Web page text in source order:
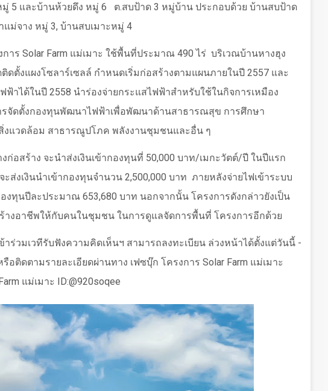
5 และบ้านห้วยดึง หมู่ 6
ต.สบป้าด 3 หมู่บ้าน ประกอบด้วย บ้านสบป้าด
ม่จาง หมู่ 3, บ้านสบเมาะหมู่ 4
การ Solar Farm แม่เมาะ ใช้พื้นที่ประมาณ 490 ไร่ บริเวณบ้านหางฮุง
ติดตั้งแผงโซลาร์เซลล์ กำหนดเริ่มก่อสร้างตามแผนภายในปี 2557 และ
ฟ้าได้ในปี 2558 นำร่องจ่ายกระแสไฟฟ้าสำหรับใช้ในกิจการเหมือง
รจัดตั้งกองทุนพัฒนาไฟฟ้าเพื่อพัฒนาด้านสาธารณสุข การศึกษา
งแวดล้อม สาธารณูปโภค พลังงานชุมชนและอื่น ๆ
ก่อสร้าง จะนำส่งเงินเข้ากองทุนที่ 50,000 บาท/เมกะวัตต์/ปี ในปีแรก
ะส่งเงินนำเข้ากองทุนจำนวน 2,500,000 บาท ภายหลังจ่ายไฟเข้าระบบ
องทุนปีละประมาณ 653,680 บาท นอกจากนั้น โครงการดังกล่าวยังเป็น
างอาชีพให้กับคนในชุมชน ในการดูแลจัดการพื้นที่ โครงการอีกด้วย
าร่วมเวทีรับฟังความคิดเห็นฯ สามารถลงทะเบียน ล่วงหน้าได้ตั้งแต่วันนี้ -
รือติดตามรายละเอียดผ่านทาง เฟซบุ๊ก โครงการ Solar Farm แม่เมาะ
แม่เมาะ ID:@920soqee